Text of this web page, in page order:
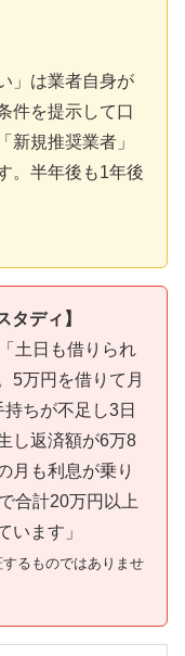
」は業者自身が
件を提示して口
新規推奨業者」
。半年後も1年後
ディ】
土日も借りられ
5万円を借りて月
ちが不足し3日
し返済額が6万8
月も利息が乗り
合計20万円以上
います」
るものではありませ